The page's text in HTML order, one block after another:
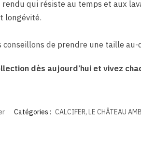
qui résiste au temps et aux
longévité.
de prendre une taille
dès aujourd’hui et vivez
Catégories : CALCIFER, LE CHÂTEAU